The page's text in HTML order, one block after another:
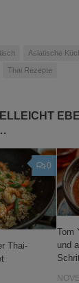
Asiatische
Thai Rezepte
0
Thai-
Tom
und